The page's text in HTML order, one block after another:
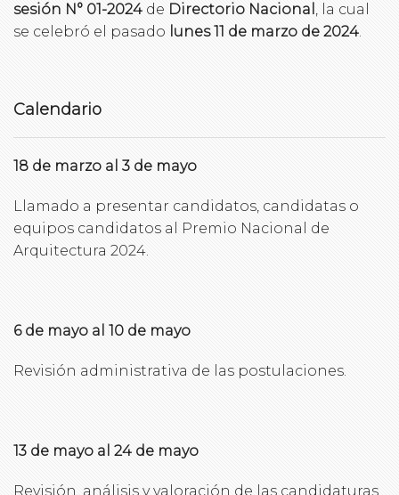
sesión N° 01-2024 de Directorio Nacional , la cual
se celebró el pasado lunes 11 de marzo de 2024.
Calendario
18 de marzo al 3 de mayo
Llamado a presentar candidatos, candidatas o
equipos candidatos al Premio Nacional de
Arquitectura 2024.
6 de mayo al 10 de mayo
Revisión administrativa de las postulaciones.
13 de mayo al 24 de mayo
Revisión, análisis y valoración de las candidaturas